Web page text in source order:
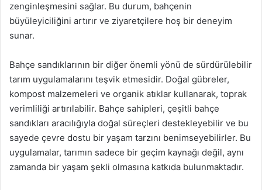
zenginleşmesini sağlar. Bu durum, bahçenin
büyüleyiciliğini artırır ve ziyaretçilere hoş bir deneyim
sunar.
Bahçe sandıklarının bir diğer önemli yönü de sürdürülebilir
tarım uygulamalarını teşvik etmesidir. Doğal gübreler,
kompost malzemeleri ve organik atıklar kullanarak, toprak
verimliliği artırılabilir. Bahçe sahipleri, çeşitli bahçe
sandıkları aracılığıyla doğal süreçleri destekleyebilir ve bu
sayede çevre dostu bir yaşam tarzını benimseyebilirler. Bu
uygulamalar, tarımın sadece bir geçim kaynağı değil, aynı
zamanda bir yaşam şekli olmasına katkıda bulunmaktadır.